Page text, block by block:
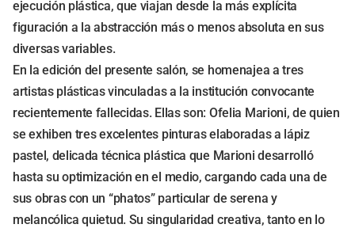
ejecución plástica, que viajan desde la más explícita
figuración a la abstracción más o menos absoluta en sus
diversas variables.
En la edición del presente salón, se homenajea a tres
artistas plásticas vinculadas a la institución convocante
recientemente fallecidas. Ellas son: Ofelia Marioni, de quien
se exhiben tres excelentes pinturas elaboradas a lápiz
pastel, delicada técnica plástica que Marioni desarrolló
hasta su optimización en el medio, cargando cada una de
sus obras con un “phatos” particular de serena y
melancólica quietud. Su singularidad creativa, tanto en lo